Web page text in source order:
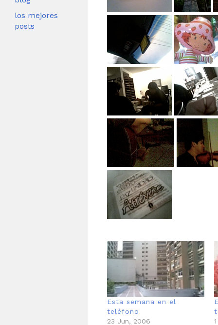
los mejores
posts
Esta semana en el
teléfono
23 Jun, 2006